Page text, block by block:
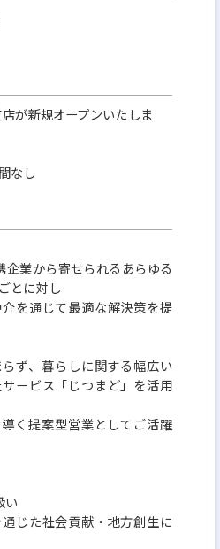
を展開しています。
めに事業活動をすることで
す。
ツなど交流もあるので、社
。
通して、「世のために。人
していきませんか？
が新規オープンいたしま
なし
業から寄せられるあらゆる
とに対し
を通じて最適な解決策を提
ず、暮らしに関する幅広い
ービス「じつまど」を活用
く提案型営業としてご活躍
い
じた社会貢献・地方創生に